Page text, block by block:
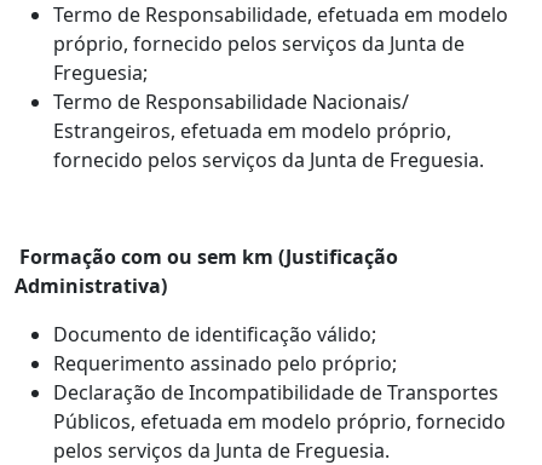
Termo de Responsabilidade, efetuada em modelo
próprio, fornecido pelos serviços da Junta de
Freguesia;
Termo de Responsabilidade Nacionais/
Estrangeiros, efetuada em modelo próprio,
fornecido pelos serviços da Junta de Freguesia.
Formação com ou sem km (Justificação
Administrativa)
Documento de identificação válido;
Requerimento assinado pelo próprio;
Declaração de Incompatibilidade de Transportes
Públicos, efetuada em modelo próprio, fornecido
pelos serviços da Junta de Freguesia.